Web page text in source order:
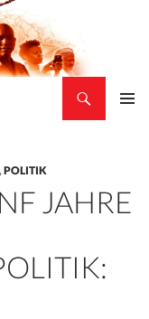
,POLITIK
JAHRE